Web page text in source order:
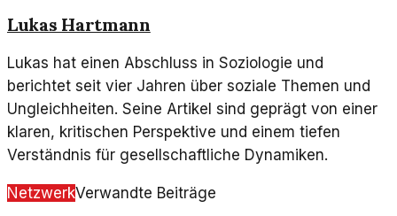
Lukas Hartmann
Lukas hat einen Abschluss in Soziologie und
berichtet seit vier Jahren über soziale Themen und
Ungleichheiten. Seine Artikel sind geprägt von einer
klaren, kritischen Perspektive und einem tiefen
Verständnis für gesellschaftliche Dynamiken.
NetzwerkVerwandte Beiträge